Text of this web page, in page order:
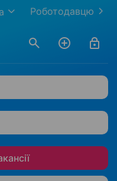
Роботодавцю